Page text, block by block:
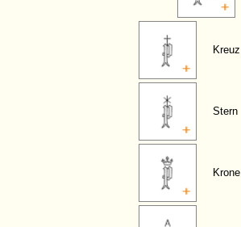
Kreuz
Stern
Krone